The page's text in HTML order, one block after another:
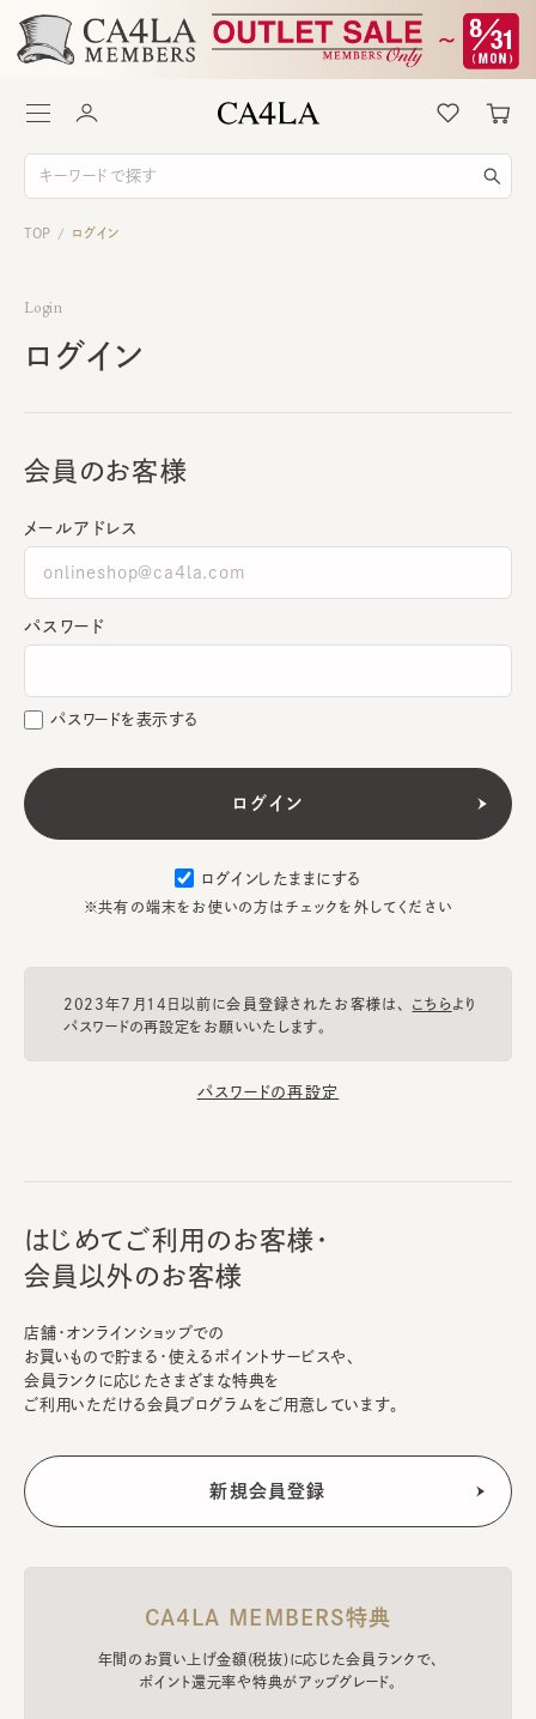
TOP / ログイン
Login
ログイン
会員のお客様
メールアドレス
パスワード
パスワードを表示する
ログインしたままにする
※共有の端末をお使いの方はチェックを外してください
2023年7月14日以前に会員登録されたお客様は、 こちらより
パスワードの再設定をお願いいたします。
パスワードの再設定
はじめてご利用のお客様・
会員以外のお客様
店舗・オンラインショップでの
お買いもので貯まる・使えるポイントサービスや、
会員ランクに応じたさまざまな特典を
ご利用いただける会員プログラムをご用意しています。
CA4LA MEMBERS特典
年間のお買い上げ金額(税抜)に応じた会員ランクで、
ポイント還元率や特典がアップグレード。